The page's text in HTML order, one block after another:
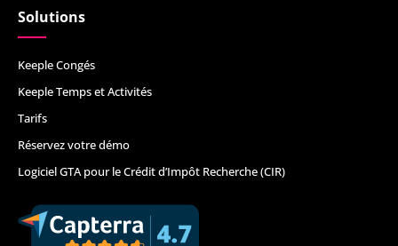
Solutions
Keeple Congés
Keeple Temps et Activités
Tarifs
Réservez votre démo
Logiciel GTA pour le Crédit d’Impôt Recherche (CIR)